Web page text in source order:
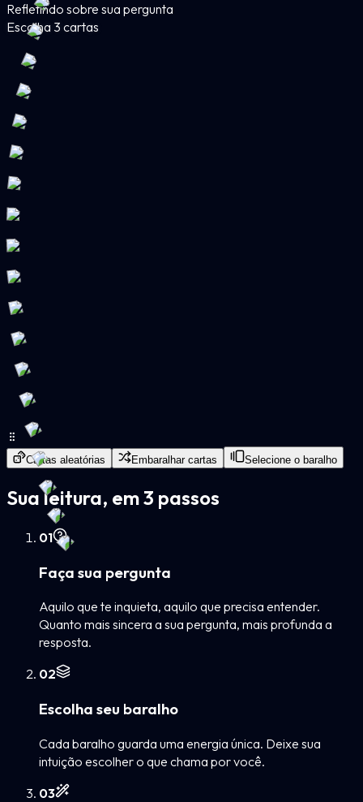
Refletindo sobre sua pergunta
Escolha 3 cartas
Cartas aleatórias Embaralhar cartas Selecione o baralho
Sua leitura, em 3 passos
01
Faça sua pergunta
Aquilo que te inquieta, aquilo que precisa entender.
Quanto mais sincera a sua pergunta, mais profunda a
resposta.
02
Escolha seu baralho
Cada baralho guarda uma energia única. Deixe sua
intuição escolher o que chama por você.
03